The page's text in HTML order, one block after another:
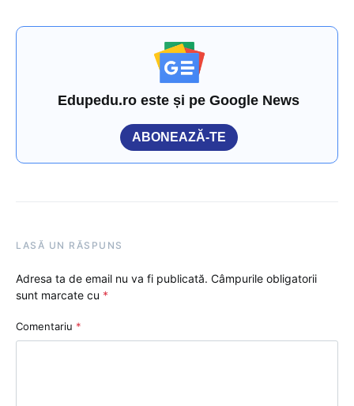
Edupedu.ro este și pe Google News
ABONEAZĂ-TE
LASĂ UN RĂSPUNS
Adresa ta de email nu va fi publicată. Câmpurile obligatorii
sunt marcate cu *
Comentariu *